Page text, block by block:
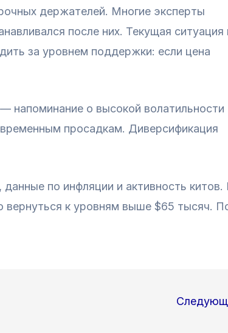
держателей. Многие эксперты
после них. Текущая
за уровнем поддержки: если цена
напоминание о высокой волатильности
просадкам. Диверсификация
по инфляции и активность китов.
вернуться к уровням выше $65 тысяч.